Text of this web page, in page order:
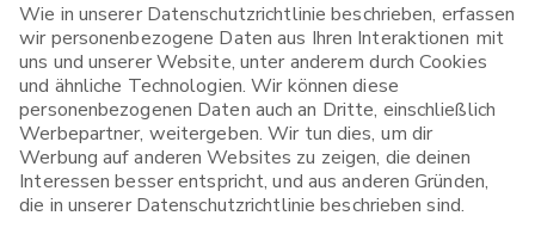
Wie in unserer Datenschutzrichtlinie beschrieben, erfassen
wir personenbezogene Daten aus Ihren Interaktionen mit
uns und unserer Website, unter anderem durch Cookies
und ähnliche Technologien. Wir können diese
personenbezogenen Daten auch an Dritte, einschließlich
Werbepartner, weitergeben. Wir tun dies, um dir
Werbung auf anderen Websites zu zeigen, die deinen
Interessen besser entspricht, und aus anderen Gründen,
die in unserer Datenschutzrichtlinie beschrieben sind.